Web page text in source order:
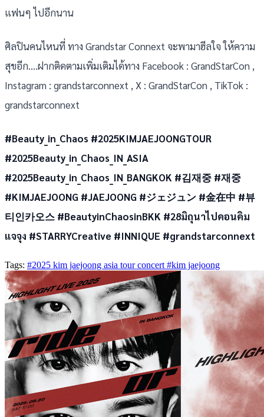
แฟนๆ ไปอีกนาน
ศิลปินคนไหนที่ ทาง Grandstar Connext จะพามาฮีลใจ ให้ความ
สุขอีก….ฝากติดตามเพิ่มเติมได้ทาง Facebook : GrandStarCon ,
Instagram : grandstarconnext , X : GrandStarCon , TikTok :
grandstarconnext
#Beauty_in_Chaos #2025KIMJAEJOONGTOUR
#2025Beauty_in_Chaos_IN_ASIA
#2025Beauty_in_Chaos_IN_BANGKOK #김재중 #재중
#KIMJAEJOONG #JAEJOONG #ジェジュン #金在中 #뷰
티인카오스 #BeautyinChaosinBKK #28มิถุนาไปคอนคิม
แจจุง #STARRYCreative #INNIQUE #grandstarconnext
Tags: #2025 kim jaejoong asia tour concert #kim jaejoong